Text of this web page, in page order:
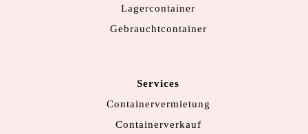
Lagercontainer
Gebrauchtcontainer
Services
Containervermietung
Containerverkauf